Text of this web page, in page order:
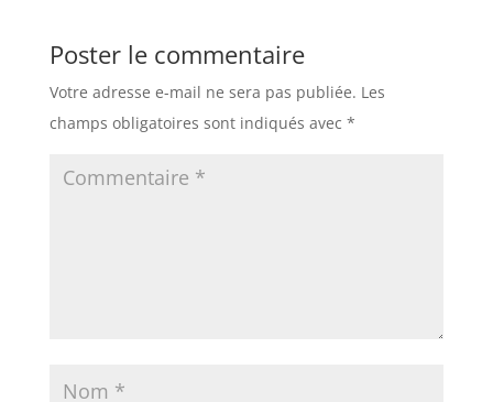
Poster le commentaire
Votre adresse e-mail ne sera pas publiée. Les
champs obligatoires sont indiqués avec *